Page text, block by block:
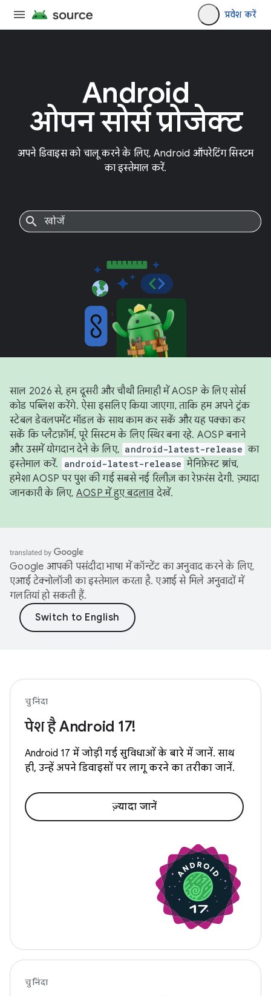
प्रवेश करें
Android
ओपन सोर्स प्रोजेक्ट
अपने डिवाइस को चालू करने के लिए, Android ऑपरेटिंग सिस्टम
का इस्तेमाल करें.
साल 2026 से, हम दूसरी और चौथी तिमाही में AOSP के लिए सोर्स
कोड पब्लिश करेंगे. ऐसा इसलिए किया जाएगा, ताकि हम अपने ट्रंक
स्टेबल डेवलपमेंट मॉडल के साथ काम कर सकें और यह पक्का कर
सकें कि प्लैटफ़ॉर्म, पूरे सिस्टम के लिए स्थिर बना रहे. AOSP बनाने
और उसमें योगदान देने के लिए, android-latest-release का
इस्तेमाल करें.
android-latest-release मेनिफ़ेस्ट ब्रांच,
हमेशा AOSP पर पुश की गई सबसे नई रिलीज़ का रेफ़रंस देगी. ज़्यादा
जानकारी के लिए, AOSP में हुए बदलावदेखें.
Google आपकी पसंदीदा भाषा में कॉन्टेंट का अनुवाद करने के लिए,
एआई टेक्नोलॉजी का इस्तेमाल करता है. एआई से मिले अनुवादों में
गलतियां हो सकती हैं.
चुनिंदा
पेश है Android 17!
Android 17 में जोड़ी गई सुविधाओं के बारे में जानें. साथ
ही, उन्हें अपने डिवाइसों पर लागू करने का तरीका जानें.
ज़्यादा जानें
चुनिंदा